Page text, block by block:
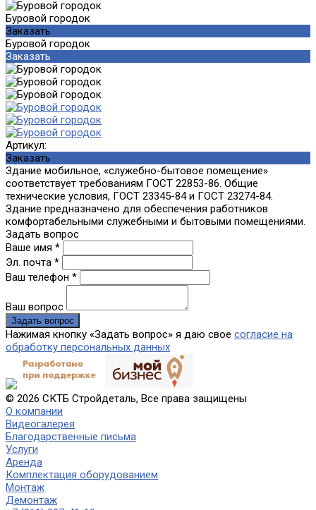
Буровой городок
Заказать
Буровой городок
Заказать
Артикул:
Заказать
Здание мобильное, «служебно-бытовое помещение»
соответствует требованиям ГОСТ 22853-86. Общие
технические условия, ГОСТ 23345-84 и ГОСТ 23274-84.
Здание предназначено для обеспечения работников
комфортабельными служебными и бытовыми помещениями.
Задать вопрос
Ваше имя *
Эл. почта *
Ваш телефон *
Ваш вопрос
Нажимая кнопку «Задать вопрос» я даю свое согласие на
обработку персональных данных
© 2026 СКТБ Стройдеталь, Все права защищены
О компании
Видеогалерея
Благодарственные письма
Услуги
Аренда
Комплектация оборудованием
Монтаж
Демонтаж